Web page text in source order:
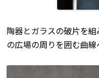
陶器とガラスの破片を
の広場の周りを囲む曲